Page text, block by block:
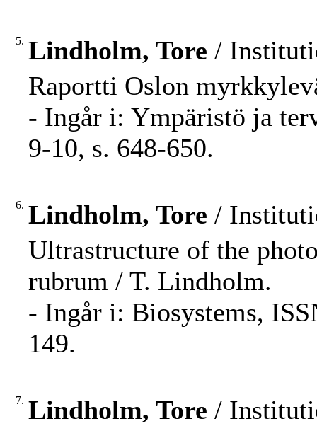
5. Lindholm, Tore /
Raportti Oslon
- Ingår i: Ympäristö ja
9-10, s. 648-650.
6. Lindholm, Tore /
Ultrastructure of the
rubrum / T. Lindholm.
- Ingår i: Biosystems,
149.
7. Lindholm, Tore /